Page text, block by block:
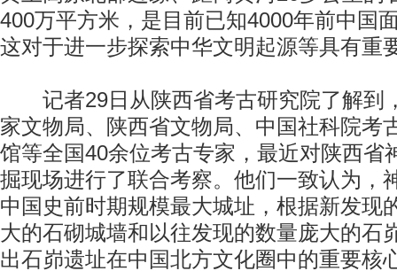
400万平方米，是目前已知4000年前中国
这对于进一步探索中华文明起源等具有重
记者29日从陕西省考古研究院了解到
家文物局、陕西省文物局、中国社科院考
馆等全国40余位考古专家，最近对陕西省
掘现场进行了联合考察。他们一致认为，
中国史前时期规模最大城址，根据新发现
大的石砌城墙和以往发现的数量庞大的石
出石峁遗址在中国北方文化圈中的重要核